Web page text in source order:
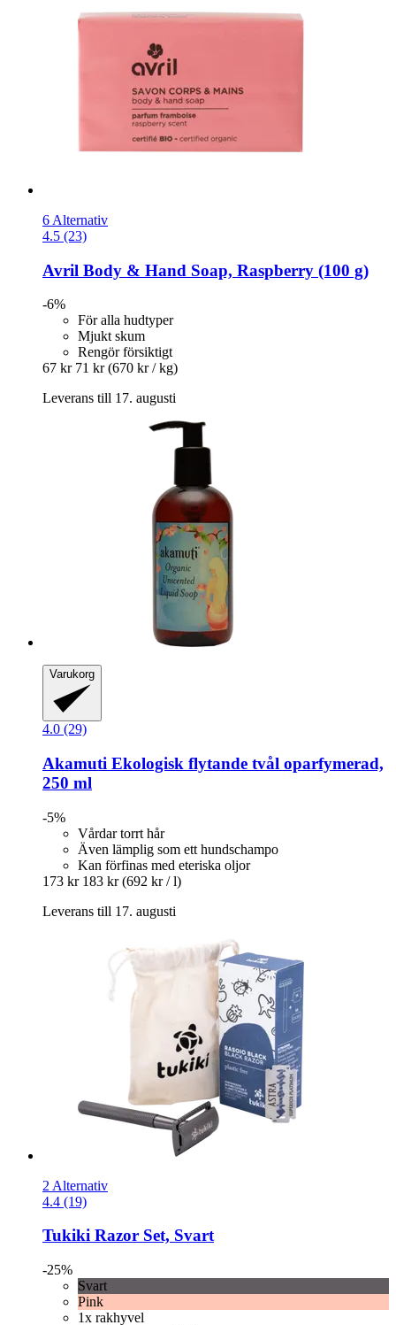
6 Alternativ
4.5 (23)
Avril Body & Hand Soap, Raspberry (100 g)
-6%
För alla hudtyper
Mjukt skum
Rengör försiktigt
67 kr 71 kr (670 kr / kg)
Leverans till 17. augusti
Varukorg
4.0 (29)
Akamuti Ekologisk flytande tvål oparfymerad,
250 ml
-5%
Vårdar torrt hår
Även lämplig som ett hundschampo
Kan förfinas med eteriska oljor
173 kr 183 kr (692 kr / l)
Leverans till 17. augusti
2 Alternativ
4.4 (19)
Tukiki Razor Set, Svart
-25%
Svart
Pink
1x rakhyvel